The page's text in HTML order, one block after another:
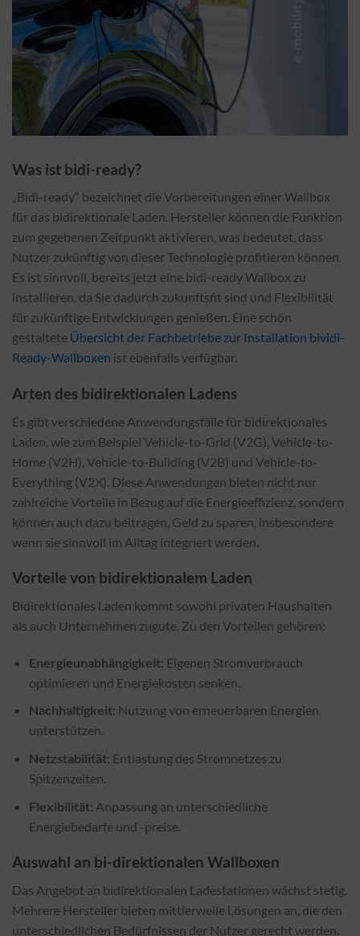
Was ist bidi-ready?
„Bidi-ready“ bezeichnet die Vorbereitungen einer Wallbox
für das bidirektionale Laden. Hersteller können die Funktion
zum gegebenen Zeitpunkt aktivieren, was bedeutet, dass
Nutzer zukünftig von dieser Technologie profitieren können.
Es ist sinnvoll, bereits jetzt eine bidi-ready Wallbox zu
installieren, da Sie dadurch zukunftsfit sind und Flexibilität
für zukünftige Entwicklungen genießen. Eine schön
gestaltete Übersicht der Fachbetriebe zur Installation bividi-
Ready-Wallboxen ist ebenfalls verfügbar.
Arten des bidirektionalen Ladens
Es gibt verschiedene Anwendungsfälle für bidirektionales
Laden, wie zum Beispiel Vehicle-to-Grid (V2G), Vehicle-to-
Home (V2H), Vehicle-to-Building (V2B) und Vehicle-to-
Everything (V2X). Diese Anwendungen bieten nicht nur
zahlreiche Vorteile in Bezug auf die Energieeffizienz, sondern
können auch dazu beitragen, Geld zu sparen, insbesondere
wenn sie sinnvoll im Alltag integriert werden.
Vorteile von bidirektionalem Laden
Bidirektionales Laden kommt sowohl privaten Haushalten
als auch Unternehmen zugute. Zu den Vorteilen gehören:
Energieunabhängigkeit: Eigenen Stromverbrauch
optimieren und Energiekosten senken.
Nachhaltigkeit: Nutzung von erneuerbaren Energien
unterstützen.
Netzstabilität: Entlastung des Stromnetzes zu
Spitzenzeiten.
Flexibilität: Anpassung an unterschiedliche
Energiebedarfe und -preise.
Auswahl an bi-direktionalen Wallboxen
Das Angebot an bidirektionalen Ladestationen wächst stetig.
Mehrere Hersteller bieten mittlerweile Lösungen an, die den
unterschiedlichen Bedürfnissen der Nutzer gerecht werden.